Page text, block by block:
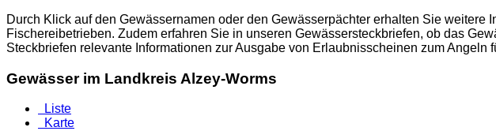
Durch Klick auf den Gewässernamen oder den Gewässerpächter erhalten Sie
Fischereibetrieben. Zudem erfahren Sie in unseren Gewässersteckbriefen, ob das
Steckbriefen relevante Informationen zur Ausgabe von Erlaubnisscheinen zum Angeln
Gewässer im Landkreis Alzey-Worms
Liste
Karte